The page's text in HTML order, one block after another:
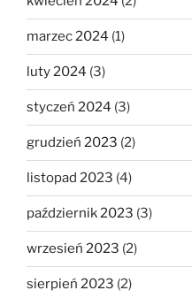
marzec 2024 (1)
luty 2024 (3)
styczeń 2024 (3)
grudzień 2023 (2)
listopad 2023 (4)
październik 2023 (3)
wrzesień 2023 (2)
sierpień 2023 (2)